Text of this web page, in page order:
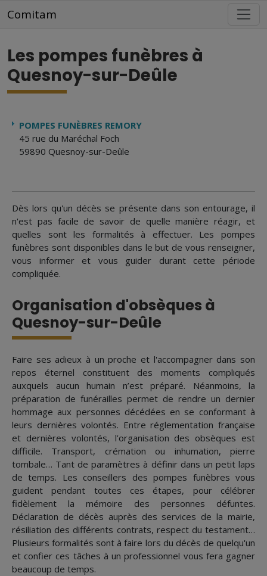
Comitam
Les pompes funèbres à
Quesnoy-sur-Deûle
Dès lors qu'un décès se présente dans son entourage, il
n'est pas facile de savoir de quelle manière réagir, et
quelles sont les formalités à effectuer. Les pompes
funèbres sont disponibles dans le but de vous renseigner,
vous informer et vous guider durant cette période
compliquée.
Organisation d'obsèques à
Quesnoy-sur-Deûle
Faire ses adieux à un proche et l'accompagner dans son
repos éternel constituent des moments compliqués
auxquels aucun humain n’est préparé. Néanmoins, la
préparation de funérailles permet de rendre un dernier
hommage aux personnes décédées en se conformant à
leurs dernières volontés. Entre réglementation française
et dernières volontés, l’organisation des obsèques est
difficile. Transport, crémation ou inhumation, pierre
tombale… Tant de paramètres à définir dans un petit laps
de temps. Les conseillers des pompes funèbres vous
guident pendant toutes ces étapes, pour célébrer
fidèlement la mémoire des personnes défuntes.
Déclaration de décès auprès des services de la mairie,
résiliation des différents contrats, respect du testament…
Plusieurs formalités sont à faire lors du décès de quelqu'un
et confier ces tâches à un professionnel vous fera gagner
beaucoup de temps.
POMPES FUNÈBRES REMORY
45 rue du Maréchal Foch
59890 Quesnoy-sur-Deûle